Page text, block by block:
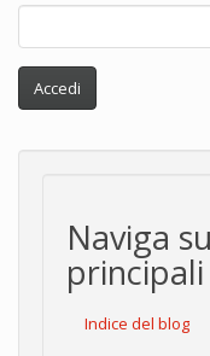
Accedi
Naviga
Indice del blog